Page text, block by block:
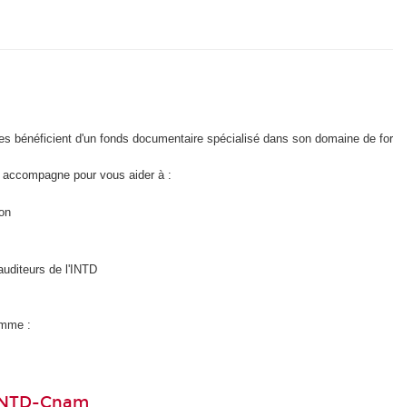
bénéficient d'un fonds documentaire spécialisé dans son domaine de
pour vous aider à :
de l'INTD
:
Cnam